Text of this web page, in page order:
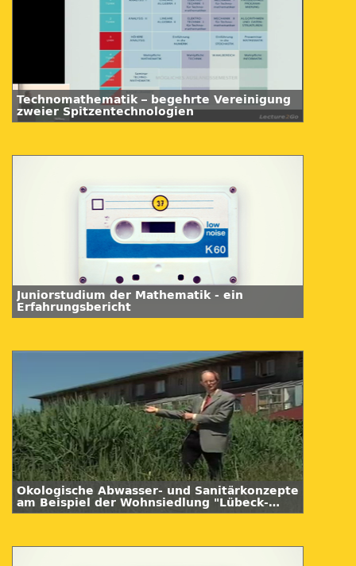
Technomathematik – begehrte Vereinigung
zweier Spitzentechnologien
Juniorstudium der Mathematik - ein
Erfahrungsbericht
Ökologische Abwasser- und Sanitärkonzepte
am Beispiel der Wohnsiedlung "Lübeck-
Flintenbreite"